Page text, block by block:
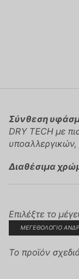
Σύνθεση
DRY TECH με
Διαθέσιμα
Επιλέξτε το
ΜΕΓΕΘΟΛΟΓΙΟ
Το προϊόν